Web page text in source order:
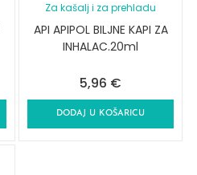
Za kašalj i za prehladu
API APIPOL BILJNE KAPI ZA
INHALAC.20ml
5,96 €
DODAJ U KOŠARICU